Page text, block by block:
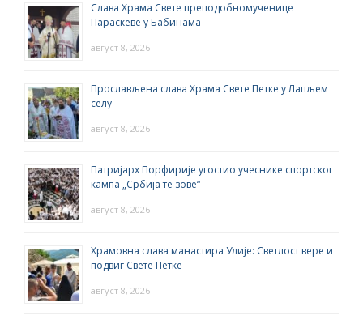
Слава Храма Свете преподобномученице
Параскеве у Бабинама
август 8, 2026
Прослављена слава Храма Свете Петке у Лапљем
селу
август 8, 2026
Патријарх Порфирије угостио учеснике спортског
кампа „Србија те зове“
август 8, 2026
Храмовна слава манастира Улије: Светлост вере и
подвиг Свете Петке
август 8, 2026